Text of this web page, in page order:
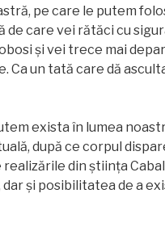
pe care le putem
de care vei rătăci cu
și vei trece mai
Ca un tată care dă
exista în lumea
după ce corpul
din știința
dar și posibilitatea de a